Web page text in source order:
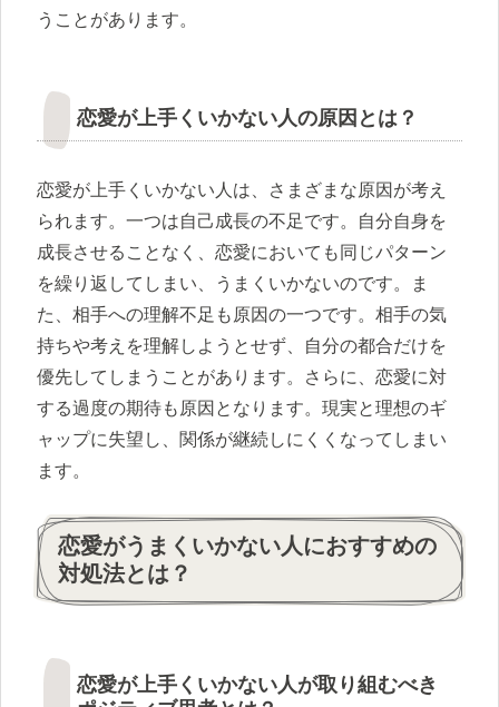
うことがあります。
恋愛が上手くいかない人の原因とは？
恋愛が上手くいかない人は、さまざまな原因が考え
られます。一つは自己成長の不足です。自分自身を
成長させることなく、恋愛においても同じパターン
を繰り返してしまい、うまくいかないのです。ま
た、相手への理解不足も原因の一つです。相手の気
持ちや考えを理解しようとせず、自分の都合だけを
優先してしまうことがあります。さらに、恋愛に対
する過度の期待も原因となります。現実と理想のギ
ャップに失望し、関係が継続しにくくなってしまい
ます。
恋愛がうまくいかない人におすすめの
対処法とは？
恋愛が上手くいかない人が取り組むべき